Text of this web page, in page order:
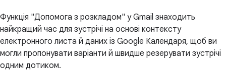
Функція "Допомога з розкладом" у Gmail знаходить
найкращий час для зустрічі на основі контексту
електронного листа й даних із Google Календаря, щоб ви
могли пропонувати варіанти й швидше резерувати зустрічі
одним дотиком.